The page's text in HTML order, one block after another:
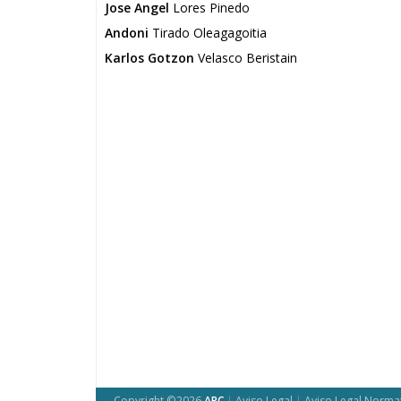
Jose Angel Lores Pinedo
Andoni Tirado Oleagagoitia
Karlos Gotzon Velasco Beristain